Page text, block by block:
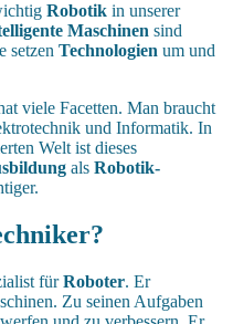
Robotik in unserer
Maschinen sind
setzen Technologien um und
viele Facetten. Man braucht
und Informatik. In
Welt ist dieses
als Robotik-
fürRoboter. Er
Zu seinen Aufgaben